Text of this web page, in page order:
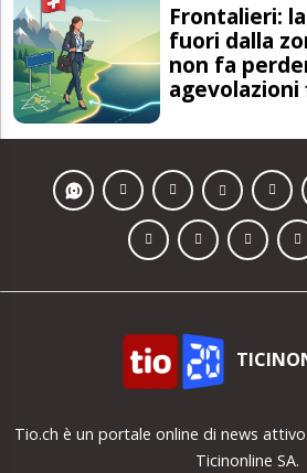
Frontalieri:
fuori dalla
non fa
agevolazioni
Tio.ch è un portale online di news
Ticinonline SA.